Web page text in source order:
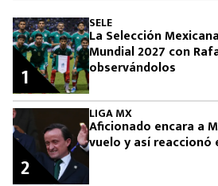
SELE
La Selección
Mundial 2027 con
observándolos
1
LIGA MX
Aficionado encara a
vuelo y así reaccionó
2